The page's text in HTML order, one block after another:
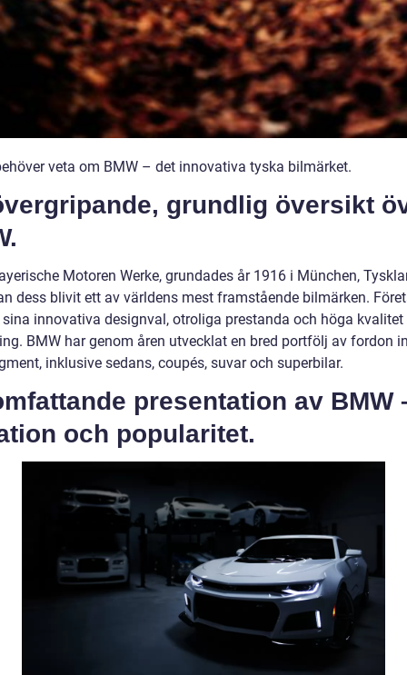
veta om BMW – det innovativa tyska bilmärket.
grundlig översikt
Motoren Werke, grundades år 1916 i München,
dess blivit ett av världens mest framstående bilmärken.
innovativa designval, otroliga prestanda och höga kvalitet
BMW har genom åren utvecklat en bred portfölj av fordon
inklusive sedans, coupés, suvar och superbilar.
presentation av BMW
och popularitet.